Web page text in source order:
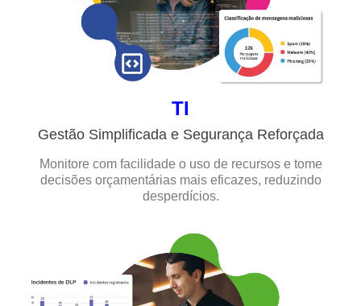
TI
Gestão Simplificada e Segurança Reforçada
Monitore com facilidade o uso de recursos e tome
decisões orçamentárias mais eficazes, reduzindo
desperdícios.